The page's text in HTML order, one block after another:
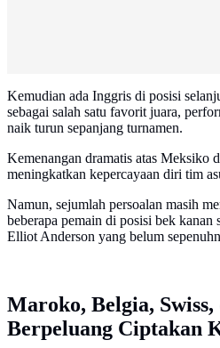
Kemudian ada Inggris di posisi
sebagai salah satu favorit juara,
naik turun sepanjang turnamen.
Kemenangan dramatis atas Meksiko
meningkatkan kepercayaan diri tim
Namun, sejumlah persoalan masih
beberapa pemain di posisi bek
Elliot Anderson yang belum
Maroko, Belgia,
Berpeluang Ciptakan